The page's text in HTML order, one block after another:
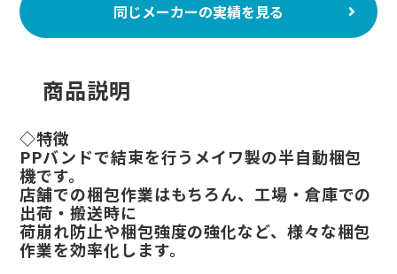
同じメーカーの実績を見る
商品説明
◇特徴
PPバンドで結束を行うメイワ製の半自動梱包
機です。
店舗での梱包作業はもちろん、工場・倉庫での
出荷・搬送時に
荷崩れ防止や梱包強度の強化など、様々な梱包
作業を効率化します。